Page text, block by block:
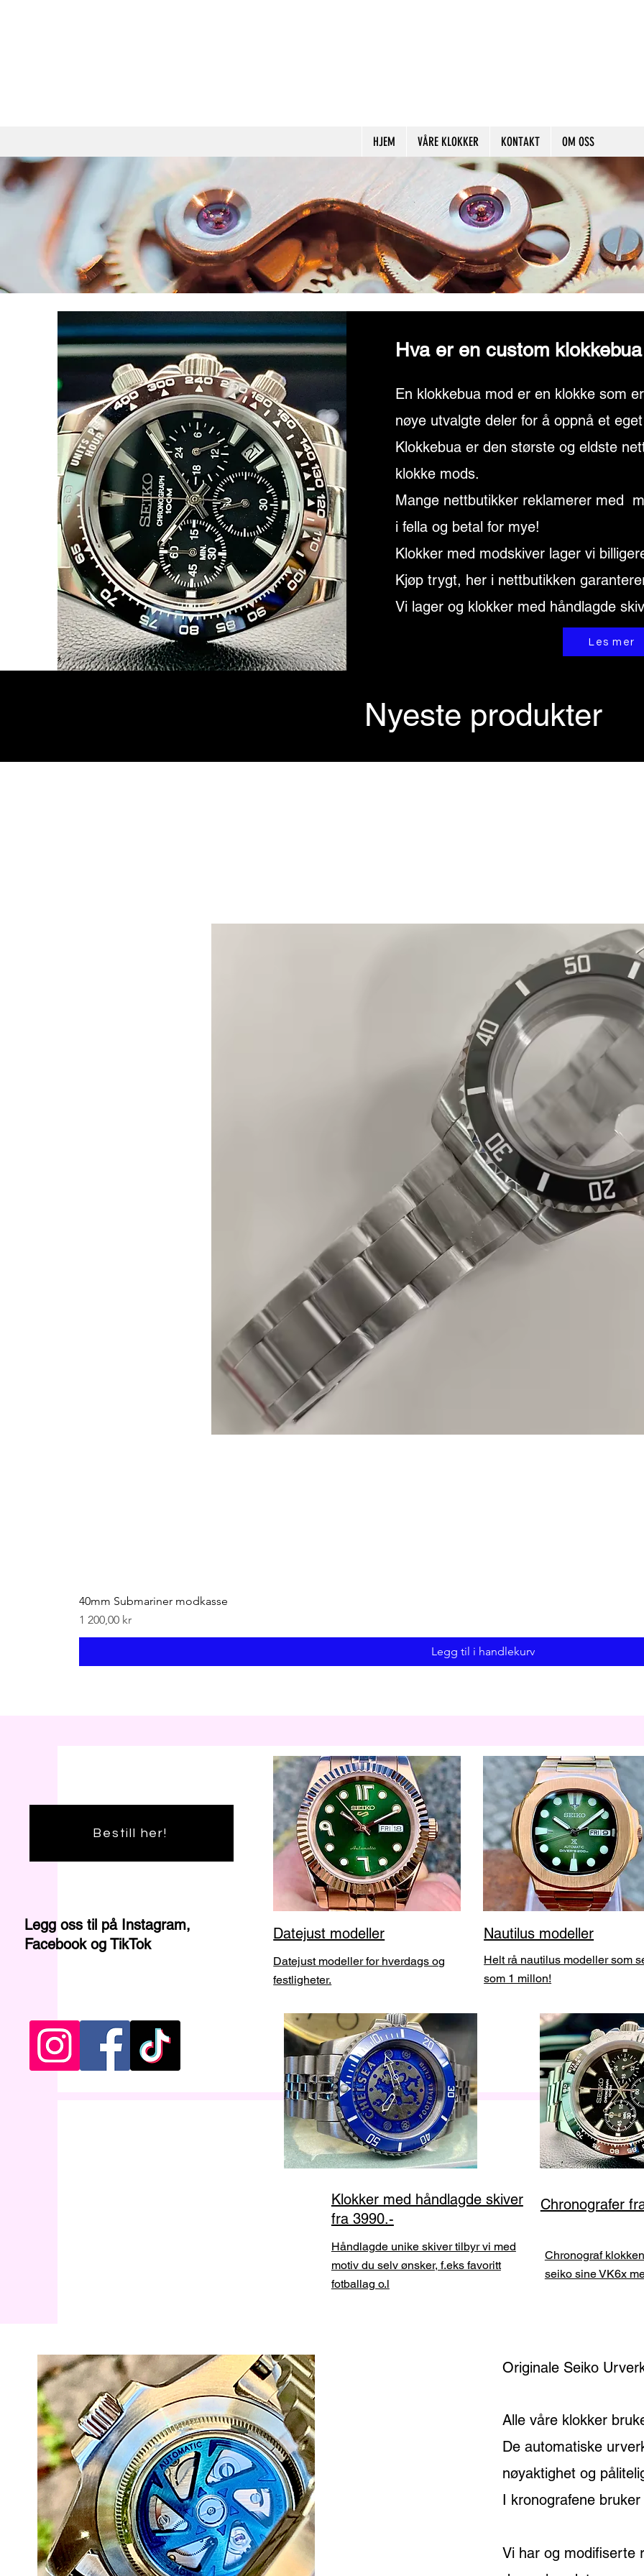
HJEM VÅRE KLOKKER KONTAKT OM OSS
Hva er en custom
En klokkebua mod er en klokke som
nøye utvalgte deler for å oppnå et
Klokkebua er den største og eldste
klokke mods.
Mange nettbutikker reklamerer med
i fella og betal for mye!
Klokker med modskiver lager vi
Kjøp trygt, her i nettbutikken
Vi lager og klokker med håndlagde
Les mer
Nyeste produkter
40mm Submariner modkasse
Pris
1 200,00 kr
Legg til i handlekurv
Legg oss til på Instagram,
Facebook og TikTok
Datejust modeller
Datejust modeller for hverdags og
festligheter.
Nautilus modeller
Helt rå nautilus modeller som
som 1 millon!
Klokker med håndlagde skiver
fra 3990.-
Håndlagde unike skiver tilbyr vi med
motiv du selv ønsker, f.eks favoritt
fotballag o.l
Chronografer
Chronograf
seiko sine VK6x
Bestill her!
Originale Seiko
Alle våre klokker
De automatiske
nøyaktighet og
I kronografene
Vi har og modifiserte